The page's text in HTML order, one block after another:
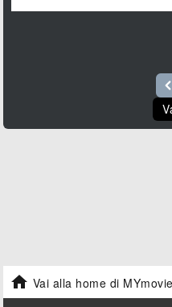
 Vai alla home di